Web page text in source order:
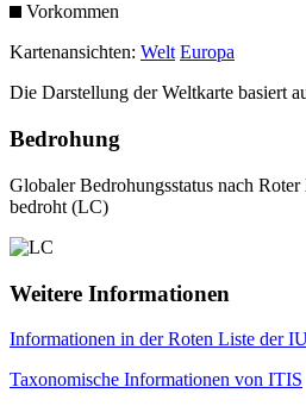
Vorkommen
Kartenansichten: Welt Europa
Die Darstellung der Weltkarte basiert
Bedrohung
Globaler Bedrohungsstatus nach
bedroht (LC)
Weitere Informationen
Informationen in der Roten Liste der
Taxonomische Informationen von ITIS